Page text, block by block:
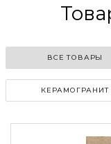
ВСЕ ТОВАРЫ
КЕРАМОГРАНИТ